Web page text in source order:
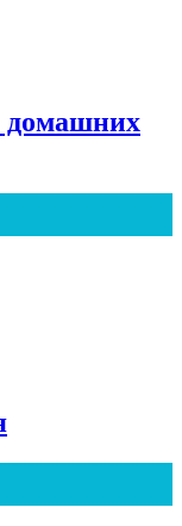
домашних